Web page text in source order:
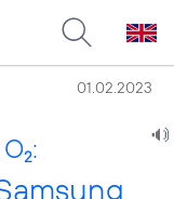
01.02.2023
2: